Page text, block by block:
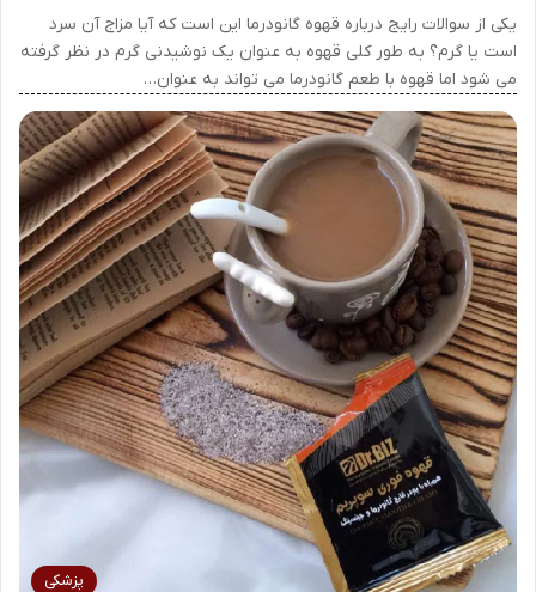
یکی از سوالات رایج درباره قهوه گانودرما این است که آیا مزاج آن سرد
است یا گرم؟ به طور کلی قهوه به عنوان یک نوشیدنی گرم در نظر گرفته
می شود اما قهوه با طعم گانودرما می تواند به عنوان…
پزشکی